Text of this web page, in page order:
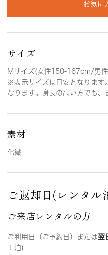
お気に
サイズ
Mサイズ(女性150-167cm/男
※表示サイズは目安となります
なります。身長の高い方でも、
素材
化繊
ご返却日(レンタル
ご来店レンタルの方
ご利用日（ご予約日）または翌
１泊)